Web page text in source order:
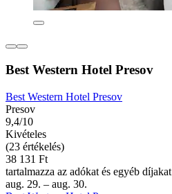
Best Western Hotel Presov
Best Western Hotel Presov
Presov
9,4/10
Kivételes
(23 értékelés)
38 131 Ft
tartalmazza az adókat és egyéb díjakat
aug. 29. – aug. 30.